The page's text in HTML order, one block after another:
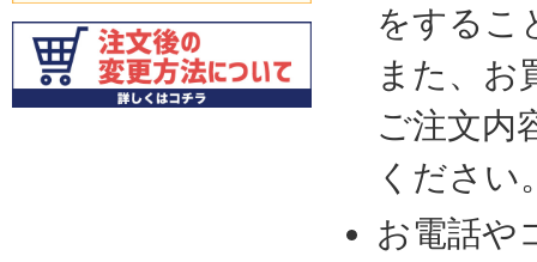
をするこ
また、お
ご注文内
ください
お電話や